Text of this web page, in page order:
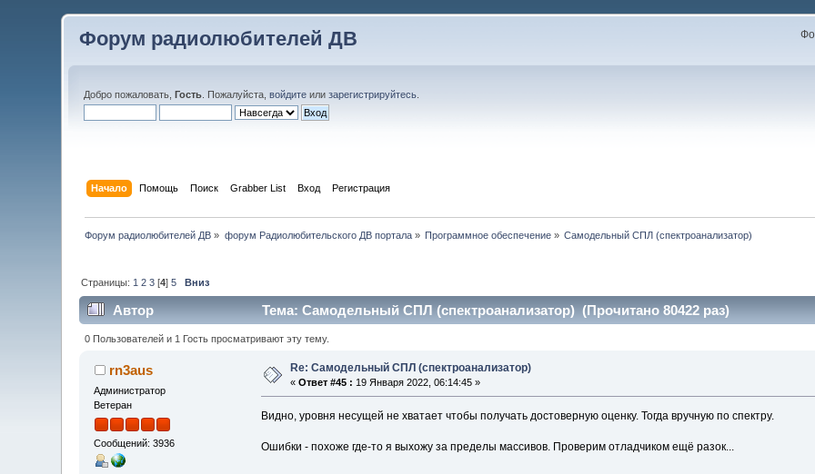
Форум радиолюбителей ДВ
Добро пожаловать,Гость . Пожалуйста,войдите илизарегистрируйтесь
Начало Помощь Поиск Grabber List Вход Регистрация
Форум радиолюбителей ДВ » форум Радиолюбительского ДВ портала» Программное обеспечение » Самодельный СПЛ (спектроанализатор)
Страницы: 1 2 3 [4]5 Вниз
Автор Тема: Самодельный СПЛ (спектроанализатор) (Прочитано 80422 раз)
0 Пользователей и 1 Гость просматривают эту тему.
rn3aus
Администратор
Ветеран
Сообщений: 3936
Re: Самодельный СПЛ (спектроанализатор)
«Ответ #45 : 19 Января 2022, 06:14:45 »
Видно, уровня несущей не хватает чтобы получать достоверную оценку. Тогда вручную по спектру.
Ошибки - похоже где-то я выхожу за пределы массивов. Проверим отладчиком ещё разок...